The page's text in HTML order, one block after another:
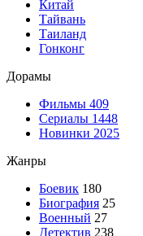
Китай
Тайвань
Таиланд
Гонконг
Дорамы
Фильмы 409
Сериалы 1448
Новинки 2025
Жанры
Боевик 180
Биография 25
Военный 27
Детектив 238